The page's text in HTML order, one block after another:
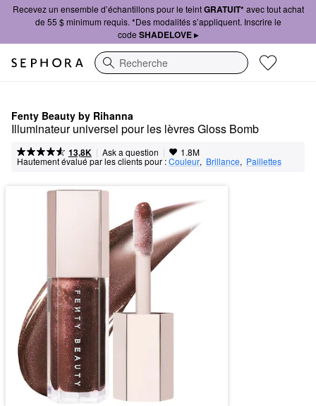
Recevez un ensemble d’échantillons pour le teintGRATUIT*avec tout achat
de 55 $ minimum requis. *Des modalités s’appliquent. Inscrire le
code SHADELOVE ▸
Recherche
Fenty Beauty by Rihanna
Illuminateur universel pour les lèvres Gloss Bomb
13,8K | Ask a question | 1.8M
Hautement évalué par les clients pour :Couleur, Brillance, Paillettes